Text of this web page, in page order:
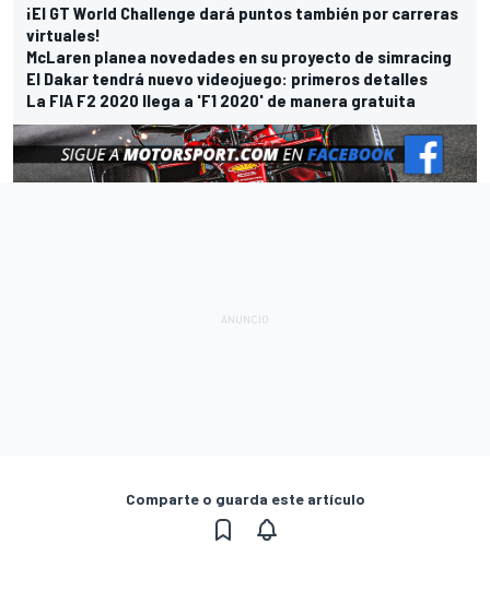
¡El GT World Challenge dará puntos también por carreras
virtuales!
McLaren planea novedades en su proyecto de simracing
El Dakar tendrá nuevo videojuego: primeros detalles
La FIA F2 2020 llega a 'F1 2020' de manera gratuita
Comparte o guarda este artículo